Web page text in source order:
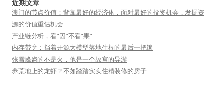
近期文章
澳门的节点价值：背靠最好的经济体，面对最好的投资机会，发掘资
源的价值重估机会
产业链分析，看“因”不看“果”
内存带宽：挡着开源大模型落地生根的最后一把锁
张雪峰盗的不是火，他是一个故宫的导游
养荒地上的龙虾？不如踏踏实实住精装修的房子